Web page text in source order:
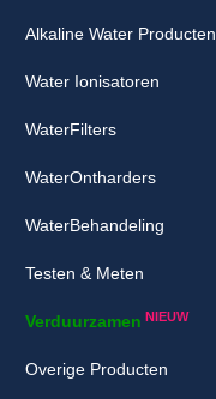
Alkaline Water Producten
Water Ionisatoren
WaterFilters
WaterOntharders
WaterBehandeling
Testen & Meten
Verduurzamen NIEUW
Overige Producten